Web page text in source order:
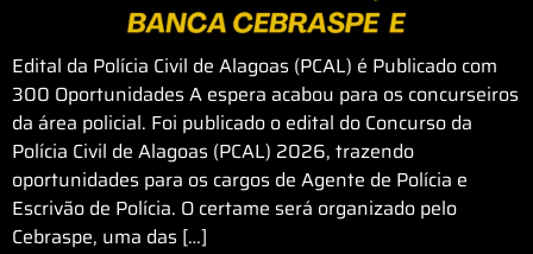
Edital da Polícia Civil de Alagoas (PCAL) é Publicado com
300 Oportunidades A espera acabou para os concurseiros
da área policial. Foi publicado o edital do Concurso da
Polícia Civil de Alagoas (PCAL) 2026, trazendo
oportunidades para os cargos de Agente de Polícia e
Escrivão de Polícia. O certame será organizado pelo
Cebraspe, uma das […]